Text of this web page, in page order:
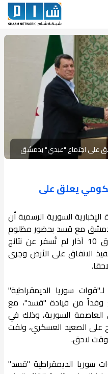
على اجتماع "عبدي" بدمشق
يعلق على
السورية الرسمية أن
دمشق مع قسد بحضور مظلوم
عبدي في إطار متابعة تنفيذ اتفاق 10 آذار لم تُسفر عن نتائج
الاتفاق على الأرض وجرى
سوريا الديمقراطية"
وفداً من قيادة "قسد"، مع
السورية، وذلك في
على الصعيد العسكري، ولفت
لاحق.
سوريا الديمقراطية "قسد"